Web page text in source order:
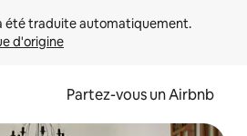
d'origine
Partez-vous un Airbnb